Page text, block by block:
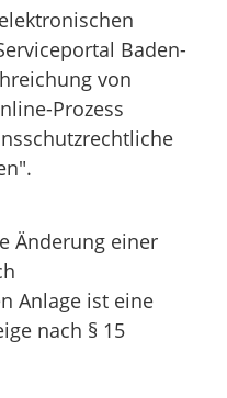
Baden-
von
Prozess
Änderung einer
Anlage ist eine
nach § 15